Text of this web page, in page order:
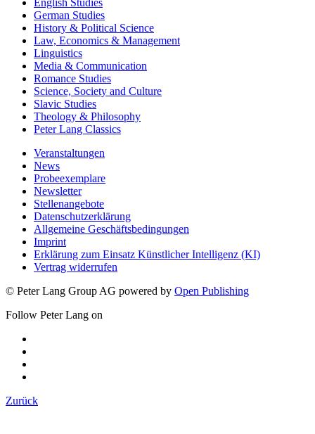
German Studies
History & Political Science
Law, Economics & Management
Linguistics
Media & Communication
Romance Studies
Science, Society and Culture
Slavic Studies
Theology & Philosophy
Peter Lang Classics
Veranstaltungen
News
Probeexemplare
Newsletter
Stellenangebote
Datenschutzerklärung
Allgemeine Geschäftsbedingungen
Imprint
Erklärung zum Einsatz Künstlicher Intelligenz (KI)
Vertrag widerrufen
© Peter Lang Group AG powered by Open Publishing
Follow Peter Lang on
Zurück